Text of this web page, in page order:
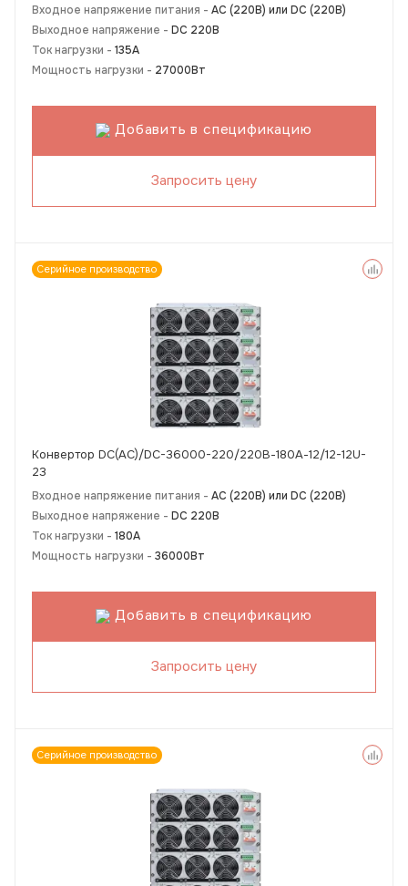
Входное напряжение питания - АС (220В) или DC (220В)
Выходное напряжение - DC 220В
Ток нагрузки - 135А
Мощность нагрузки - 27000Вт
Добавить в спецификацию
Запросить цену
Серийное производство
Конвертор DC(AC)/DC-36000-220/220В-180А-12/12-12U-
23
Входное напряжение питания - АС (220В) или DC (220В)
Выходное напряжение - DC 220В
Ток нагрузки - 180А
Мощность нагрузки - 36000Вт
Добавить в спецификацию
Запросить цену
Серийное производство